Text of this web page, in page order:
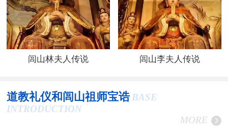
闾山林夫人传说 闾山李夫人传说
道教礼仪和闾山祖师宝诰 BASE
INTRODUCTION
MORE